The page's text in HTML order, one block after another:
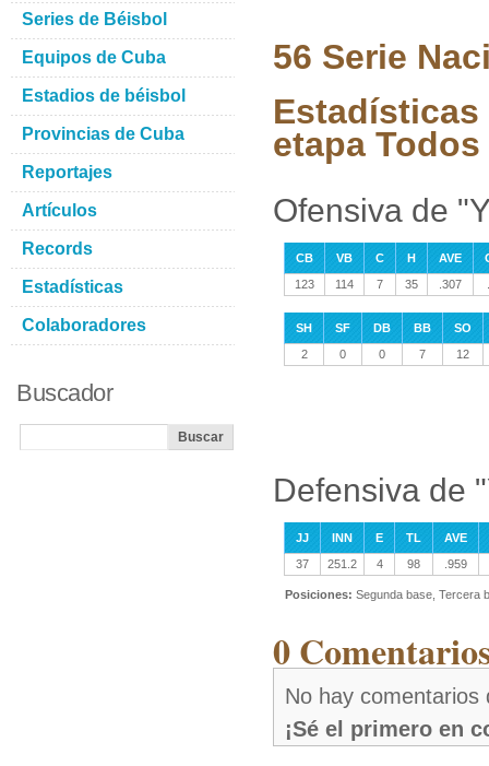
56 Serie
Estadísticas
etapa
Ofensiva de
CB VB C H AVE
123
114 7 35 .307
SH SF DB BB
SO
2
0 0 7 12
Defensiva de
JJ INN E TL
AVE
37
251.2 4 98 .959
Posiciones: Segunda base, Tercera
0
No hay comentarios
¡Sé el primero en
Series de Béisbol
Equipos de Cuba
Estadios de béisbol
Provincias de Cuba
Reportajes
Artículos
Records
Estadísticas
Colaboradores
Buscador